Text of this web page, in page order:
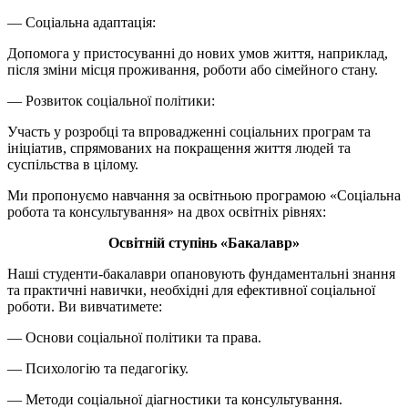
— Соціальна адаптація:
Допомога у пристосуванні до нових умов життя, наприклад,
після зміни місця проживання, роботи або сімейного стану.
— Розвиток соціальної політики:
Участь у розробці та впровадженні соціальних програм та
ініціатив, спрямованих на покращення життя людей та
суспільства в цілому.
Ми пропонуємо навчання за освітньою програмою «Соціальна
робота та консультування» на двох освітніх рівнях:
Освітній ступінь «Бакалавр»
Наші студенти-бакалаври опановують фундаментальні знання
та практичні навички, необхідні для ефективної соціальної
роботи. Ви вивчатимете:
— Основи соціальної політики та права.
— Психологію та педагогіку.
— Методи соціальної діагностики та консультування.